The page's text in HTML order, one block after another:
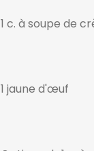
1 c. à soupe de
1 jaune d'œuf